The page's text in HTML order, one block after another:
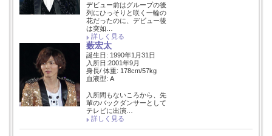
デビュー前はグループの後
列にひっそりと咲く一輪の
花だったのに、デビュー後
は突如…
詳しく見る
薮宏太
誕生日: 1990年1月31日
入所日:2001年9月
身長/ 体重: 178cm/57kg
血液型: A
入所間もないころから、先
輩のバックダンサーとして
テレビに出演…
詳しく見る